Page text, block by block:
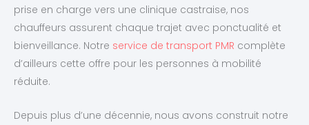
prise en charge vers une clinique castraise, nos
chauffeurs assurent chaque trajet avec ponctualité et
bienveillance. Notre service de transport PMR complète
d’ailleurs cette offre pour les personnes à mobilité
réduite.
Depuis plus d’une décennie, nous avons construit notre